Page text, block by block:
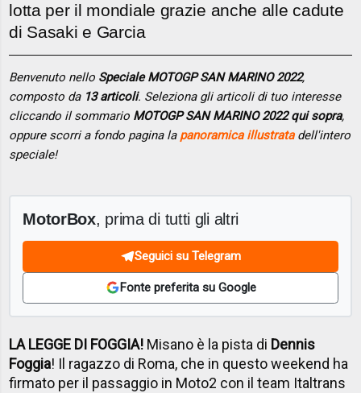
lotta per il mondiale grazie anche alle cadute
di Sasaki e Garcia
Benvenuto nello Speciale MOTOGP SAN MARINO 2022,
composto da 13 articoli. Seleziona gli articoli di tuo interesse
cliccando il sommario MOTOGP SAN MARINO 2022 qui sopra,
oppure scorri a fondo pagina la panoramica illustratadell'intero
speciale!
MotorBox, prima di tutti gli altri
Seguici su Telegram
Fonte preferita su Google
LA LEGGE DI FOGGIA! Misano è la pista di Dennis
Foggia! Il ragazzo di Roma, che in questo weekend ha
firmato per il passaggio in Moto2 con il team Italtrans